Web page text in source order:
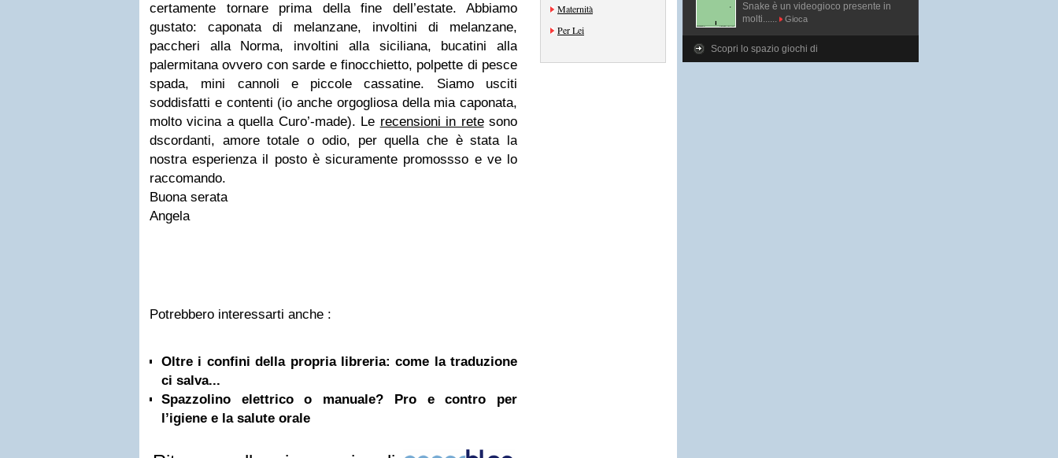
certamente tornare prima della fine dell’estate. Abbiamo
gustato: caponata di melanzane, involtini di melanzane,
paccheri alla Norma, involtini alla siciliana, bucatini alla
palermitana ovvero con sarde e finocchietto, polpette di pesce
spada, mini cannoli e piccole cassatine. Siamo usciti
soddisfatti e contenti (io anche orgogliosa della mia caponata,
molto vicina a quella Curo’-made). Le recensioni in retesono
dscordanti, amore totale o odio, per quella che è stata la
nostra esperienza il posto è sicuramente promossso e ve lo
raccomando.
Buona serata
Angela
Potrebbero interessarti anche :
Oltre i confini della propria libreria: come la traduzione
ci salva...
Spazzolino elettrico o manuale? Pro e contro per
l’igiene e la salute orale
Maternità
Per Lei
Snake è un videogioco presente in
molti......
Gioca
Scopri lo spazio giochi di